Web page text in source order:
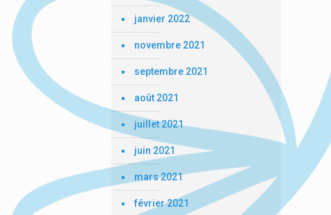
janvier 2022
novembre 2021
septembre 2021
août 2021
juillet 2021
juin 2021
mars 2021
février 2021